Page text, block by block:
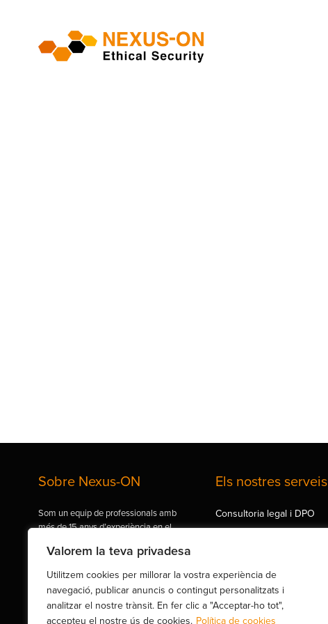
Valorem la teva privadesa
Utilitzem cookies per millorar la vostra experiència de
navegació, publicar anuncis o contingut personalitzats i
analitzar el nostre trànsit. En fer clic a "Acceptar-ho tot",
accepteu el nostre ús de cookies. Política de cookies
Sobre Nexus-ON
Som un equip de professionals amb
més de 15 anys d’experiència en el
Carrer de Brusi 25, Entro. 2ª,
Barcelona 08006 (Espanya)
Els nostres serveis
Consultoria legal i DPO
Seguretat IT
Seguretat industrial 4.0